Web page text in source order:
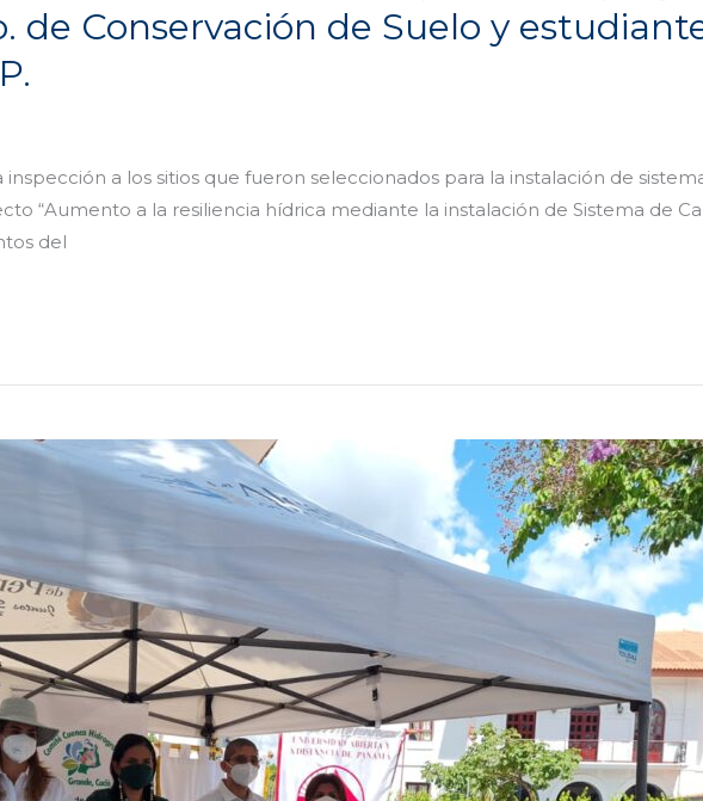
de Conservación de Suelo y
inspección a los sitios que fueron seleccionados para la instalación de
“Aumento a la resiliencia hídrica mediante la instalación de Sistema de
del